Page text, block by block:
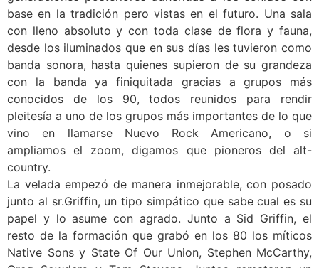
base en la tradición pero vistas en el futuro. Una sala
con lleno absoluto y con toda clase de flora y fauna,
desde los iluminados que en sus días les tuvieron como
banda sonora, hasta quienes supieron de su grandeza
con la banda ya finiquitada gracias a grupos más
conocidos de los 90, todos reunidos para rendir
pleitesía a uno de los grupos más importantes de lo que
vino en llamarse Nuevo Rock Americano, o si
ampliamos el zoom, digamos que pioneros del alt-
country.
La velada empezó de manera inmejorable, con posado
junto al sr.Griffin, un tipo simpático que sabe cual es su
papel y lo asume con agrado. Junto a Sid Griffin, el
resto de la formación que grabó en los 80 los míticos
Native Sons y State Of Our Union, Stephen McCarthy,